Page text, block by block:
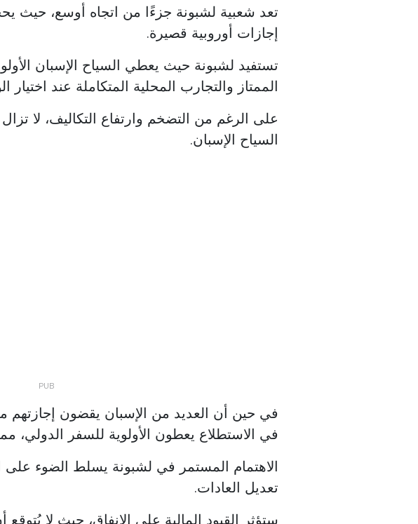
تعد شعبية لشبونة جزءًا من اتجاه أوسع، حيث
إجازات أوروبية قصيرة.
تستفيد لشبونة حيث يعطي السياح الإسبان
الممتاز والتجارب المحلية المتكاملة عند
على الرغم من التضخم وارتفاع التكاليف، لا
السياح الإسبان.
في الاستطلاع يعطون الأولوية للسفر الدولي،
الاهتمام المستمر في لشبونة يسلط الضوء على
تعديل العادات.
ستؤثر القيود المالية على الإنفاق، حيث لا